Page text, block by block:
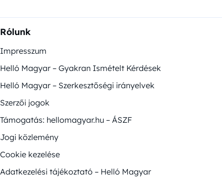
Rólunk
Impresszum
Helló Magyar – Gyakran Ismételt Kérdések
Helló Magyar – Szerkesztőségi irányelvek
Szerzői jogok
Támogatás: hellomagyar.hu – ÁSZF
Jogi közlemény
Cookie kezelése
Adatkezelési tájékoztató – Helló Magyar